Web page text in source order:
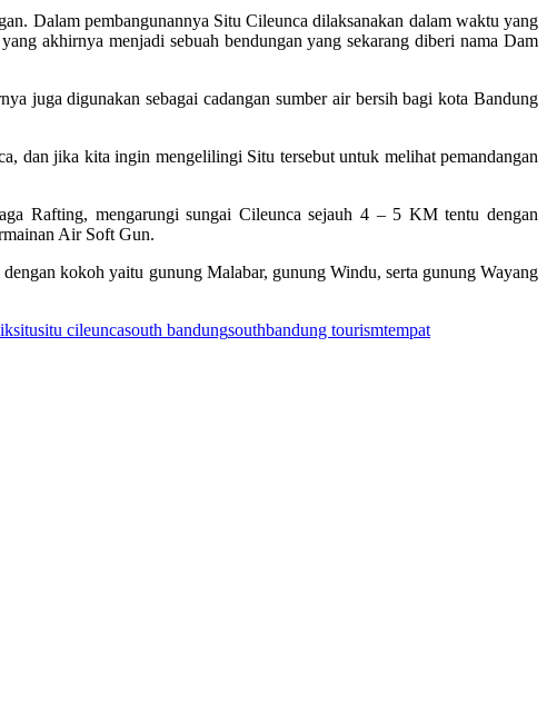
Dalam pembangunannya Situ Cileunca dilaksanakan dalam waktu yang
akhirnya menjadi sebuah bendungan yang sekarang diberi nama Dam
juga digunakan sebagai cadangan sumber air bersih bagi kota Bandung
dan jika kita ingin mengelilingi Situ tersebut untuk melihat pemandangan
Rafting, mengarungi sungai Cileunca sejauh 4 – 5 KM tentu dengan
Air Soft Gun.
kokoh yaitu gunung Malabar, gunung Windu, serta gunung Wayang
situsitu cileuncasouth bandungsouthbandung tourismtempat